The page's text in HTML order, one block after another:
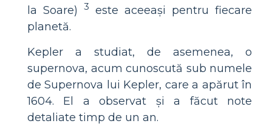
la Soare) 3 este aceeași pentru fiecare
planetă.
Kepler a studiat, de asemenea, o
supernova, acum cunoscută sub numele
de Supernova lui Kepler, care a apărut în
1604. El a observat și a făcut note
detaliate timp de un an.